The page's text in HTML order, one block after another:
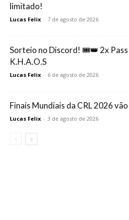
limitado!
Lucas Felix - 7 de agosto de 2026
Sorteio no Discord! 🎟️👑 2x
K.H.A.O.S
Lucas Felix - 6 de agosto de 2026
Finais Mundiais da CRL 2026
Lucas Felix - 3 de agosto de 2026